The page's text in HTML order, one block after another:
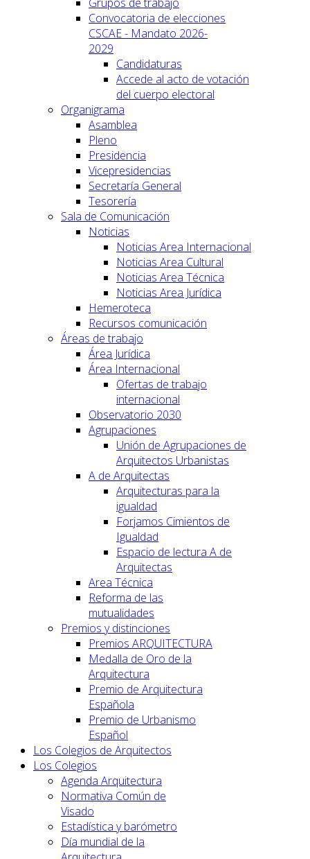
Convocatoria de elecciones
CSCAE - Mandato 2026-
2029
Candidaturas
Accede al acto de votación
del cuerpo electoral
Organigrama
Asamblea
Pleno
Presidencia
Vicepresidencias
Secretaría General
Tesorería
Sala de Comunicación
Noticias
Noticias Area Internacional
Noticias Area Cultural
Noticias Area Técnica
Noticias Area Jurídica
Hemeroteca
Recursos comunicación
Áreas de trabajo
Área Jurídica
Área Internacional
Ofertas de trabajo
internacional
Observatorio 2030
Agrupaciones
Unión de Agrupaciones de
Arquitectos Urbanistas
A de Arquitectas
Arquitecturas para la
igualdad
Forjamos Cimientos de
Igualdad
Espacio de lectura A de
Arquitectas
Area Técnica
Reforma de las
mutualidades
Premios y distinciones
Premios ARQUITECTURA
Medalla de Oro de la
Arquitectura
Premio de Arquitectura
Española
Premio de Urbanismo
Español
Los Colegios de Arquitectos
Los Colegios
Agenda Arquitectura
Normativa Común de
Visado
Estadística y barómetro
Día mundial de la